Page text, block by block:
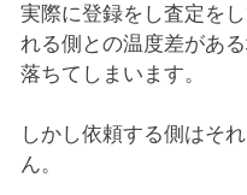
実際に登録をし査定を
れる側との温度差があ
落ちてしまいます。
しかし依頼する側はそ
ん。